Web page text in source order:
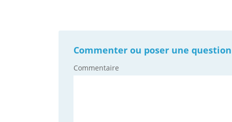
de
l'article
Commenter ou poser une
Commentaire